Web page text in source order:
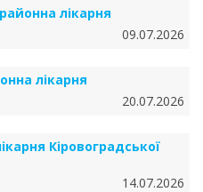
лікарня
09.07.2026
лікарня
20.07.2026
Кіровоградської
14.07.2026